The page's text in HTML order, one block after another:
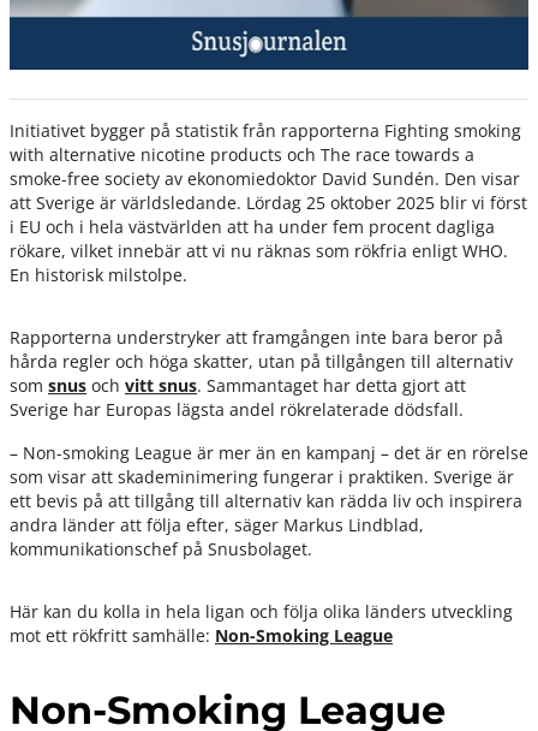
Initiativet bygger på statistik från rapporterna Fighting smoking
with alternative nicotine products och The race towards a
smoke-free society av ekonomiedoktor David Sundén. Den visar
att Sverige är världsledande. Lördag 25 oktober 2025 blir vi först
i EU och i hela västvärlden att ha under fem procent dagliga
rökare, vilket innebär att vi nu räknas som rökfria enligt WHO.
En historisk milstolpe.
Rapporterna understryker att framgången inte bara beror på
hårda regler och höga skatter, utan på tillgången till alternativ
som snus och vitt snus. Sammantaget har detta gjort att
Sverige har Europas lägsta andel rökrelaterade dödsfall.
– Non-smoking League är mer än en kampanj – det är en rörelse
som visar att skademinimering fungerar i praktiken. Sverige är
ett bevis på att tillgång till alternativ kan rädda liv och inspirera
andra länder att följa efter, säger Markus Lindblad,
kommunikationschef på Snusbolaget.
Här kan du kolla in hela ligan och följa olika länders utveckling
mot ett rökfritt samhälle: Non-Smoking League